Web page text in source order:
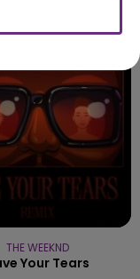
THE WEEKND
Your Tears